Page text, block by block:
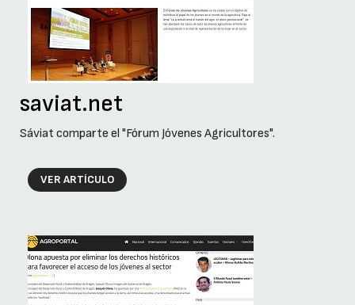
saviat.net
Sáviat comparte el "Fórum Jóvenes Agricultores".
VER ARTÍCULO